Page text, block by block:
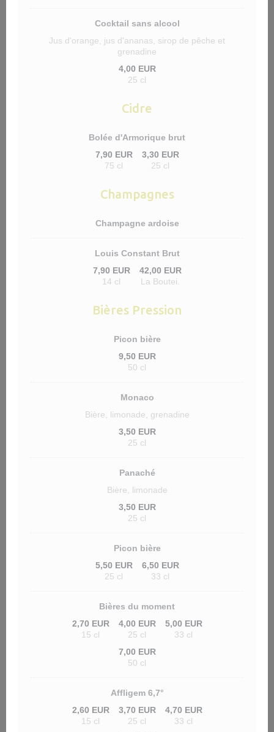
Cocktail sans alcool
Jus d'orange, jus d'ananas, sirop de pêche et
grenadine
4,00 EUR
25 cl
Cidre
Bolée d'Armorique brut
7,90 EUR
75 cl
3,30 EUR
25 cl
Champagnes
Champagne ardoise
Louis Constant Brut
7,90 EUR
14 cl
42,00 EUR
La Boutei.
Bières Pression
Picon bière
9,50 EUR
50 cl
Monaco
Bière, limonade, grenadine
3,50 EUR
25 cl
Panaché
Bière, limonade
3,50 EUR
25 cl
Picon bière
5,50 EUR
25 cl
6,50 EUR
33 cl
Bières du moment
2,70 EUR
15 cl
4,00 EUR
25 cl
5,00 EUR
33 cl
7,00 EUR
50 cl
Affligem 6,7°
2,60 EUR
15 cl
3,70 EUR
25 cl
4,70 EUR
33 cl